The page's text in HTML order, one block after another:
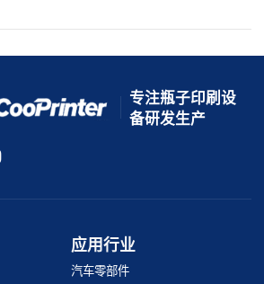
专注瓶子印刷设
备研发生产
应用行业
汽车零部件